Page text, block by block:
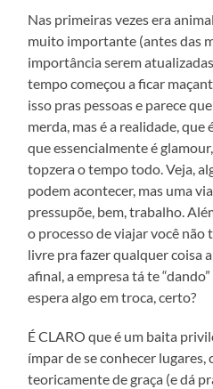
Nas primeiras vezes era
muito importante (antes das
importância serem
tempo começou a ficar
isso pras pessoas e parece
merda, mas é a realidade,
que essencialmente é
topzera o tempo todo. Veja,
podem acontecer, mas uma
pressupõe, bem, trabalho.
o processo de viajar você não
livre pra fazer qualquer coisa
afinal, a empresa tá te
espera algo em troca, certo?
É CLARO que é um baita
ímpar de se conhecer lugares,
teoricamente de graça (e dá